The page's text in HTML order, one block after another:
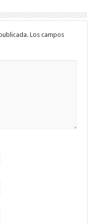
Los campos